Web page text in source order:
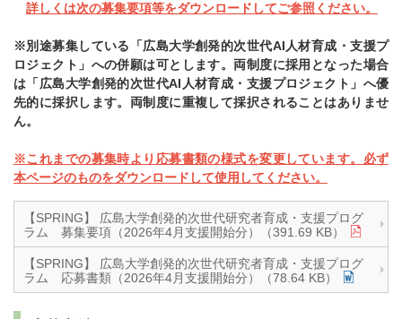
詳しくは次の募集要項等をダウンロードしてご参照ください。
※別途募集している「広島大学創発的次世代AI人材育成・支援プ
ロジェクト」への併願は可とします。両制度に採用となった場合
は「広島大学創発的次世代AI人材育成・支援プロジェクト」へ優
先的に採択します。両制度に重複して採択されることはありませ
ん。
※これまでの募集時より応募書類の様式を変更しています。必ず
本ページのものをダウンロードして使用してください。
【SPRING】 広島大学創発的次世代研究者育成・支援プログ
ラム 募集要項（2026年4月支援開始分）（391.69 KB）
【SPRING】 広島大学創発的次世代研究者育成・支援プログ
ラム 応募書類（2026年4月支援開始分）（78.64 KB）